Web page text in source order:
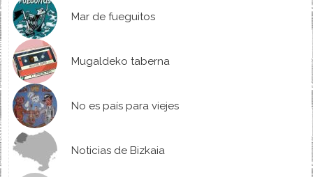
Mar de fueguitos
Mugaldeko taberna
No es país para viejes
Noticias de Bizkaia